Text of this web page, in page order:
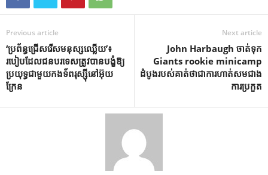
Previous article
‘ប្រព័ន្ធជ្រើសរើសមនុស្សឈ្លើយ’៖
របៀបដែលជនបរទេសត្រូវបានបង្ខំឱ្យ
ប្រយុទ្ធជាមួយកងទ័ពរុស្ស៊ីនៅអ៊ុយ
ក្រែន
Next article
John Harbaugh ចាត់ទុក
Giants rookie minicamp
ដំបូងរបស់គាត់ថាជាការហាត់សមជាង
ការប្រកួត